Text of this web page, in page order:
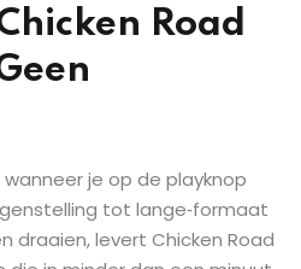
Road
je op de playknop
tot lange‑formaat
draaien, levert Chicken Road